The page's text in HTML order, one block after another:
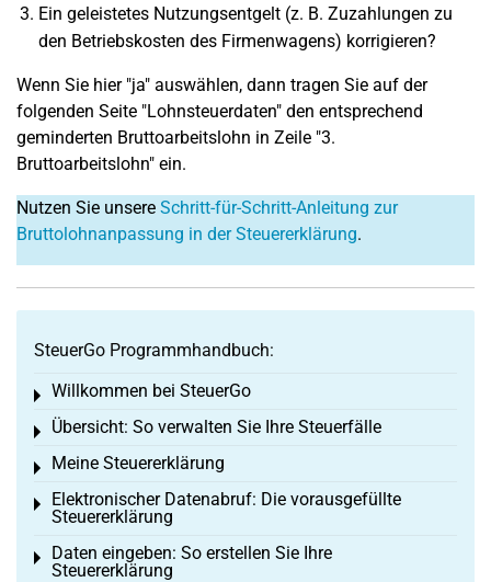
Ein geleistetes Nutzungsentgelt (z. B. Zuzahlungen zu
den Betriebskosten des Firmenwagens) korrigieren?
Wenn Sie hier "ja" auswählen, dann tragen Sie auf der
folgenden Seite "Lohnsteuerdaten" den entsprechend
geminderten Bruttoarbeitslohn in Zeile "3.
Bruttoarbeitslohn" ein.
Nutzen Sie unsere Schritt-für-Schritt-Anleitung zur
Bruttolohnanpassung in der Steuererklärung.
SteuerGo Programmhandbuch:
Willkommen bei SteuerGo
Toggle menu
Übersicht: So verwalten Sie Ihre Steuerfälle
Toggle menu
Meine Steuererklärung
Toggle menu
Elektronischer Datenabruf: Die vorausgefüllte
Steuererklärung
Toggle menu
Daten eingeben: So erstellen Sie Ihre
Steuererklärung
Toggle menu